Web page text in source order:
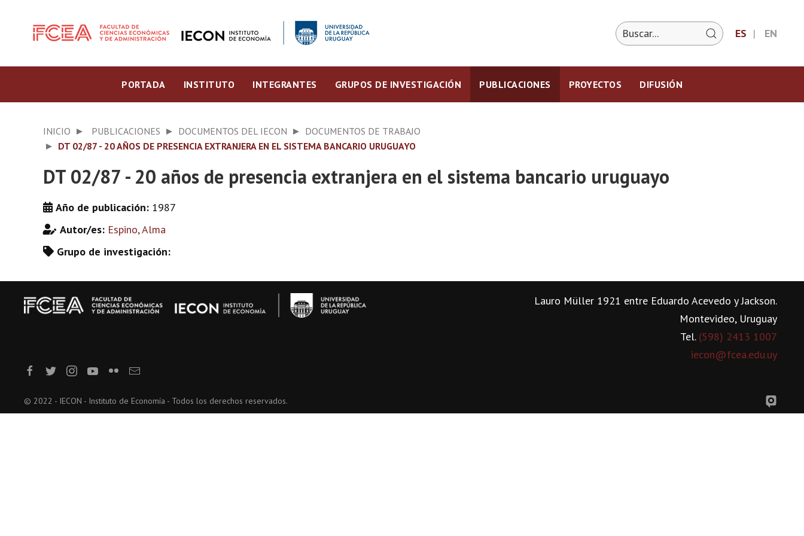
ES EN
PORTADA INSTITUTO INTEGRANTES GRUPOS DE INVESTIGACIÓN PUBLICACIONES PROYECTOS DIFUSIÓN
INICIO PUBLICACIONES DOCUMENTOS DEL IECON
DOCUMENTOS DE TRABAJO
DT 02/87 - 20 AÑOS DE PRESENCIA EXTRANJERA EN EL SISTEMA BANCARIO URUGUAYO
DT 02/87 - 20 años de presencia extranjera en el sistema bancario uruguayo
Año de publicación: 1987
Autor/es: Espino, Alma
Grupo de investigación:
Lauro Müller 1921 entre Eduardo Acevedo y Jackson.
Montevideo, Uruguay
Tel. (598) 2413 1007
iecon@fcea.edu.uy
© 2022 - IECON - Instituto de Economía - Todos los derechos reservados.